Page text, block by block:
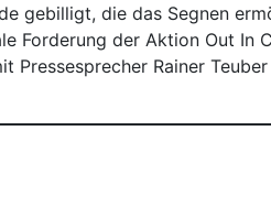
gebilligt, die das Segnen
Forderung der Aktion Out In
Pressesprecher Rainer